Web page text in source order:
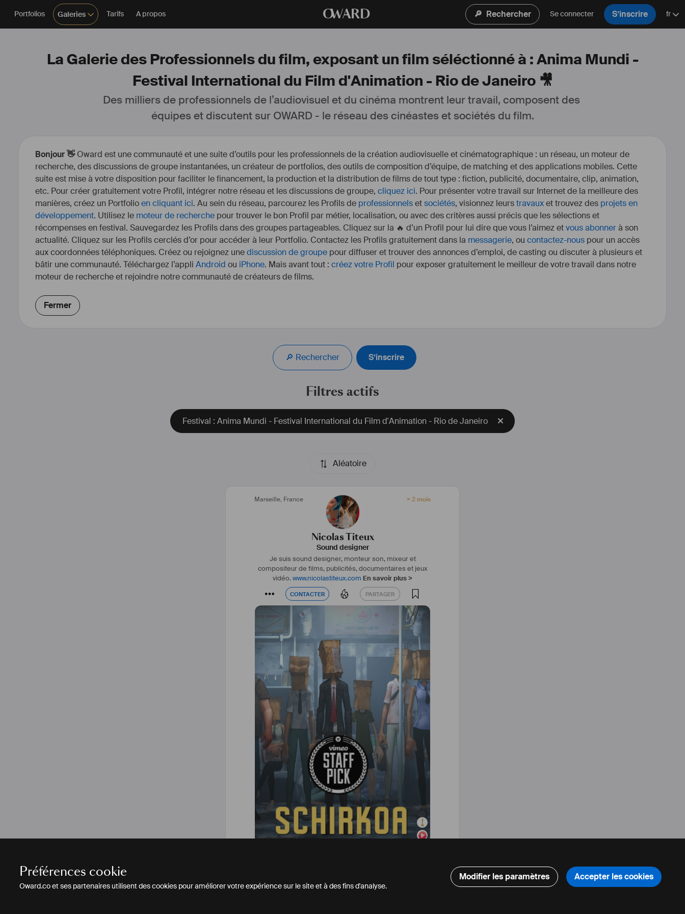
Préférences cookie
Oward.co et ses partenaires utilisent des cookies pour améliorer votre expérience sur le site et à des fins d'analyse.
Modifier les paramètres Accepter les cookies
Portfolios Galeries Tarifs A propos OWARD 🔎 Rechercher Se connecter S’inscrire fr
La Galerie des Professionnels du film, exposant un film séléctionné à : Anima Mundi -
Festival International du Film d'Animation - Rio de Janeiro 🎥
Des milliers de professionnels de l’audiovisuel et du cinéma montrent leur travail, composent des
équipes et discutent sur OWARD - le réseau des cinéastes et sociétés du film.
Bonjour 👋Oward est une communauté et une suite d’outils pour les professionnels de la création audiovisuelle et cinématographique : un réseau, un moteur de
recherche, des discussions de groupe instantanées, un créateur de portfolios, des outils de composition d’équipe, de matching et des applications mobiles. Cette
suite est mise à votre disposition pour faciliter le financement, la production et la distribution de films de tout type : fiction, publicité, documentaire, clip, animation,
etc. Pour créer gratuitement votre Profil, intégrer notre réseau et les discussions de groupe, cliquez ici. Pour présenter votre travail sur Internet de la meilleure des
manières, créez un Portfolioen cliquant ici. Au sein du réseau, parcourez les Profils de professionnelsetsociétés, visionnez leurstravauxet trouvez des projets en
développement. Utilisez le moteur de recherche pour trouver le bon Profil par métier, localisation, ou avec des critères aussi précis que les sélections et
récompenses en festival. Sauvegardez les Profils dans des groupes partageables. Cliquez sur la 🔥 d’un Profil pour lui dire que vous l’aimez etvous abonnerà son
actualité. Cliquez sur les Profils cerclés d’or pour accéder à leur Portfolio. Contactez les Profils gratuitement dans la messagerie, ou contactez-nous pour un accès
aux coordonnées téléphoniques. Créez ou rejoignez unediscussion de groupe pour diffuser et trouver des annonces d’emploi, de casting ou discuter à plusieurs et
bâtir une communauté. Téléchargez l’appli Android ou iPhone. Mais avant tout : créez votre Profil pour exposer gratuitement le meilleur de votre travail dans notre
moteur de recherche et rejoindre notre communauté de créateurs de films.
Fermer
🔎 Rechercher S’inscrire
Filtres actifs
Festival : Anima Mundi - Festival International du Film d'Animation - Rio de Janeiro
Aléatoire
Marseille, France > 2 mois
Nicolas Titeux
Sound designer
Je suis sound designer, monteur son, mixeur et
compositeur de films, publicités, documentaires et jeux
vidéo.www.nicolastiteux.com En savoir plus >
https://youtu.be/P2nThYAWOBk
#sound sounddesign
son
documentaire # animation
CONTACTER PARTAGER
CONTACTER PARTAGER